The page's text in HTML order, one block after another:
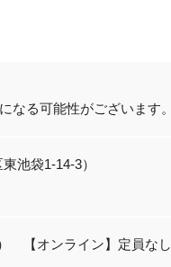
る可能性がございます。
池袋1-14-3）
【オンライン】定員なし